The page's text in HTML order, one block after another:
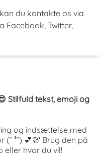
du kontakte os via
Facebook, Twitter,
Stilfuld tekst, emoji og
og indsættelse med
³˘) 💕💯 Brug den på
eller hvor du vil!